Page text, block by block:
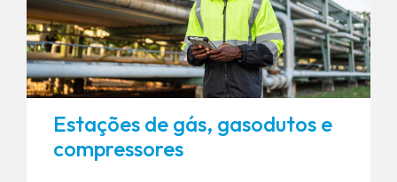
Estações de gás, gasodutos e
compressores